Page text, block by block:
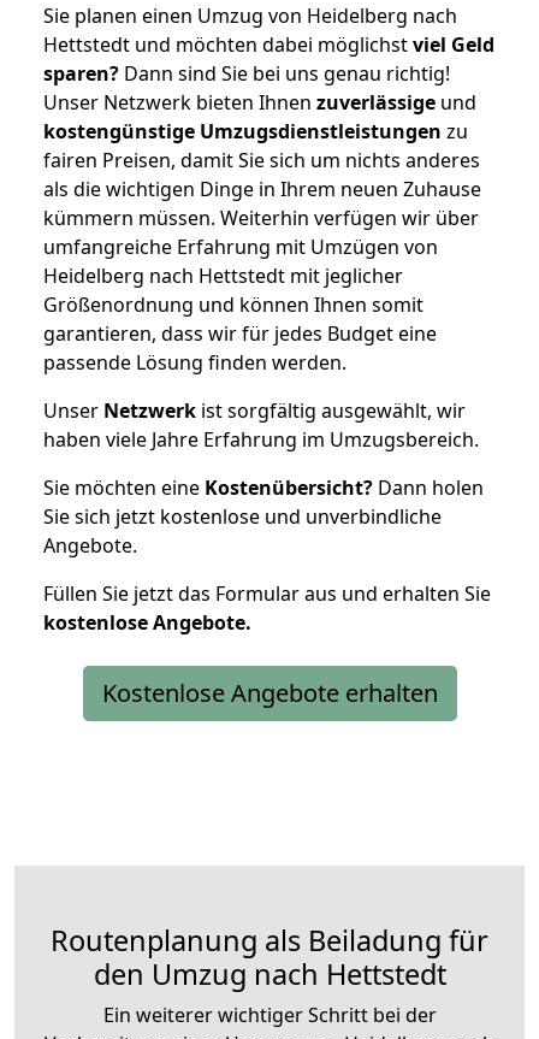
Sie planen einen Umzug von Heidelberg nach
Hettstedt und möchten dabei möglichstviel Geld
sparen? Dann sind Sie bei uns genau richtig!
Unser Netzwerk bieten Ihnen zuverlässige und
kostengünstige Umzugsdienstleistungen zu
fairen Preisen, damit Sie sich um nichts anderes
als die wichtigen Dinge in Ihrem neuen Zuhause
kümmern müssen. Weiterhin verfügen wir über
umfangreiche Erfahrung mit Umzügen von
Heidelberg nach Hettstedt mit jeglicher
Größenordnung und können Ihnen somit
garantieren, dass wir für jedes Budget eine
passende Lösung finden werden.
Unser Netzwerk ist sorgfältig ausgewählt, wir
haben viele Jahre Erfahrung im Umzugsbereich.
Sie möchten eine Kostenübersicht? Dann holen
Sie sich jetzt kostenlose und unverbindliche
Angebote.
Füllen Sie jetzt das Formular aus und erhalten Sie
kostenloseAngebote.
Kostenlose Angebote erhalten
Routenplanung als Beiladung für
den Umzug nach Hettstedt
Ein weiterer wichtiger Schritt bei der